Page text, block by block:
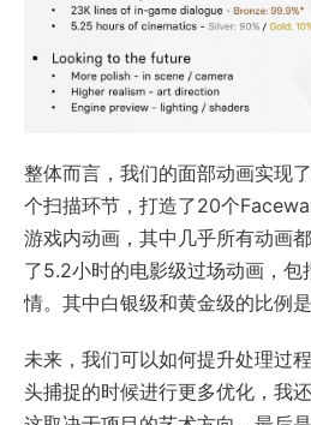
整体而言，我们的面部动画实现
个扫描环节，打造了20个
游戏内动画，其中几乎所有动画
了5.2小时的电影级过场动画，包
情。其中白银级和黄金级的比例是
未来，我们可以如何提升处理过
头捕捉的时候进行更多优化，我